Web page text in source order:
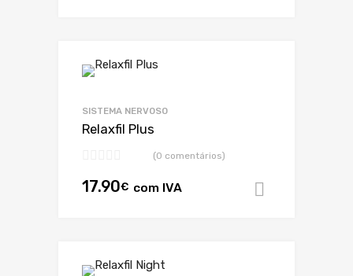
SISTEMA NERVOSO
Relaxfil Plus
(0 comentários)
17.90€ com IVA